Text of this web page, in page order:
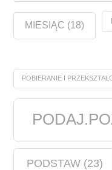
MIESIĄC (18)
POBIERANIE I
PODSTAW(23)